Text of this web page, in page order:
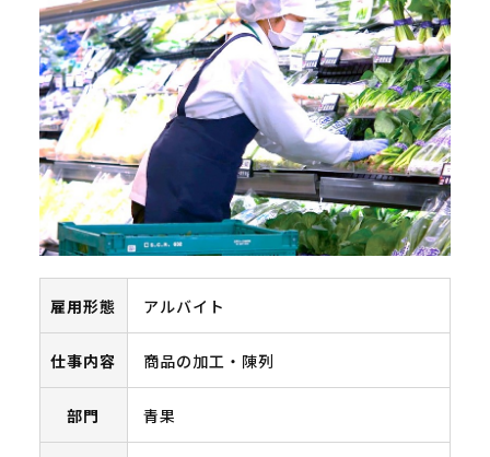
雇用形態 アルバイト
仕事内容 商品の加工・陳列
部門 青果